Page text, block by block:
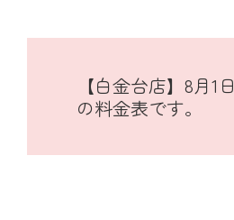
【白金台店】8月1
の料金表です。